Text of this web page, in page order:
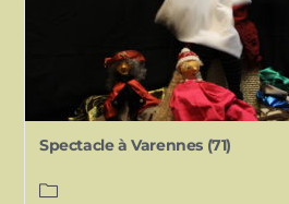
Spectacle à Varennes (71)